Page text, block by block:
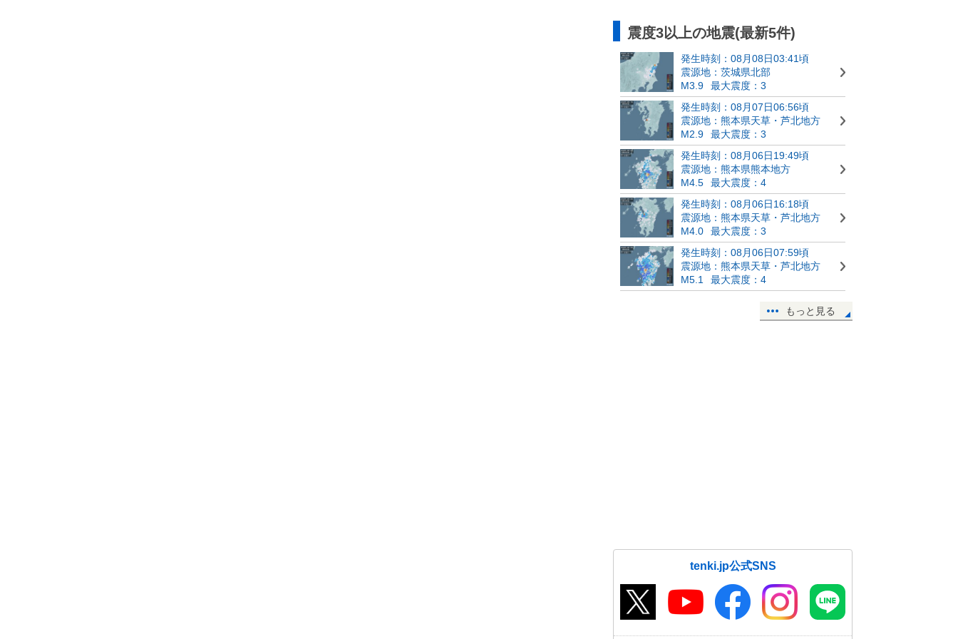
震度3以上の地震(最新5件)
発生時刻：08月08日03:41頃
震源地：茨城県北部
M3.9
最大震度：3
発生時刻：08月07日06:56頃
震源地：熊本県天草・芦北地方
M2.9
最大震度：3
発生時刻：08月06日19:49頃
震源地：熊本県熊本地方
M4.5
最大震度：4
発生時刻：08月06日16:18頃
震源地：熊本県天草・芦北地方
M4.0
最大震度：3
発生時刻：08月06日07:59頃
震源地：熊本県天草・芦北地方
M5.1
最大震度：4
もっと見る
tenki.jp公式SNS